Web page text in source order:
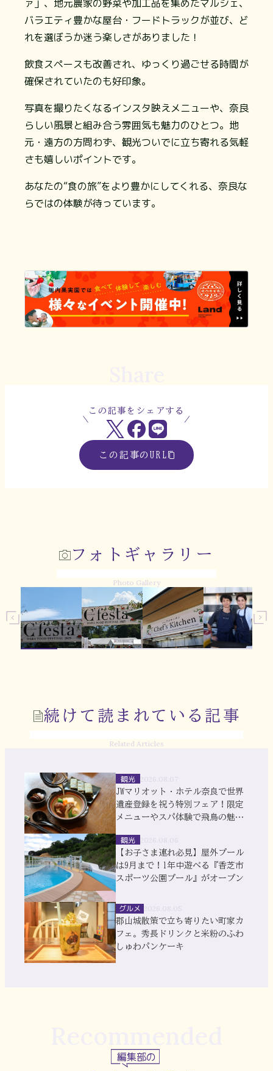
ァ」、地元農家の野菜や加工品を集めたマルシェ、
バラエティ豊かな屋台・フードトラックが並び、ど
れを選ぼうか迷う楽しさがありました！
飲食スペースも改善され、ゆっくり過ごせる時間が
確保されていたのも好印象。
写真を撮りたくなるインスタ映えメニューや、奈良
らしい風景と組み合う雰囲気も魅力のひとつ。地
元・遠方の方問わず、観光ついでに立ち寄れる気軽
さも嬉しいポイントです。
あなたの“食の旅”をより豊かにしてくれる、奈良な
らではの体験が待っています。
この記事をシェアする
この記事のURL
フォトギャラリー
Photo Gallery
続けて読まれている記事
Related Articles
観光
JWマリオット・ホテル奈良で世界
遺産登録を祝う特別フェア！限定
メニューやスパ体験で飛鳥の魅力
観光
【お子さま連れ必見】屋外プール
は9月まで！1年中遊べる『香芝市
スポーツ公園プール』がオープン
グルメ
郡山城散策で立ち寄りたい町家カ
フェ。秀長ドリンクと米粉のふわ
しゅわパンケーキ
編集部の